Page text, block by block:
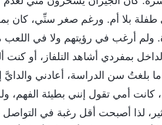
طفلة بلا أم. ورغم صغر سنِّي، كان
أرغب في رؤيتهم ولا في اللعب
بمفردي أشاهد التلفاز، أو
بلغتُ سن الدراسة، أعادني والدايَّ
كانت أمي تقول إنني بطيئة
لذا أصبحت أقل رغبة في